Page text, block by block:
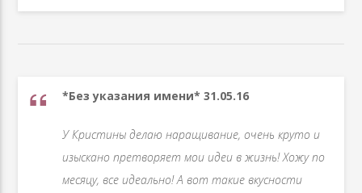
*Без указания имени* 31.05.16
У Кристины делаю наращивание, очень круто и
изыскано претворяет мои идеи в жизнь! Хожу по
месяцу, все идеально! А вот такие вкусности